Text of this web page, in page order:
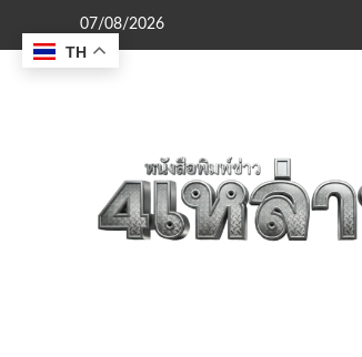
content
07/08/2026
TH